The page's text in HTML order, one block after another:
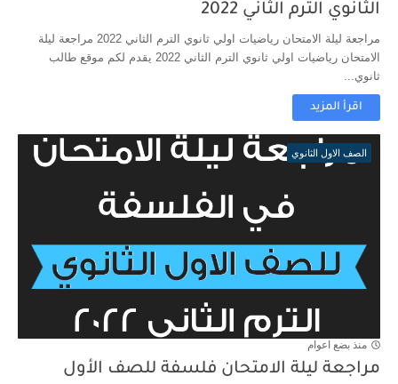
الثانوي الترم الثاني 2022
مراجعة ليلة الامتحان رياضيات اولي ثانوي الترم الثاني 2022 مراجعة ليلة
الامتحان رياضيات اولي ثانوي الترم الثاني 2022 يقدم لكم موقع طالب
ثانوي...
اقرأ المزيد
الصف الاول الثانوي
منذ بضع اعوام
مراجعة ليلة الامتحان فلسفة للصف الأول